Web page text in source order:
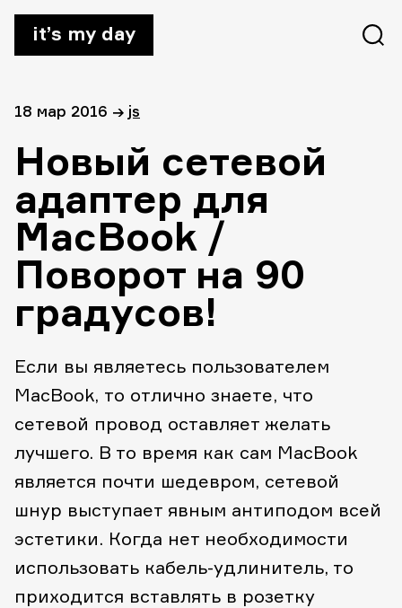
it’s my day
18 мар 2016 → js
Новый сетевой
адаптер для
MacBook /
Поворот на 90
градусов!
Если вы являетесь пользователем
MacBook, то отлично знаете, что
сетевой провод оставляет желать
лучшего. В то время как сам MacBook
является почти шедевром, сетевой
шнур выступает явным антиподом всей
эстетики. Когда нет необходимости
использовать кабель-удлинитель, то
приходится вставлять в розетку